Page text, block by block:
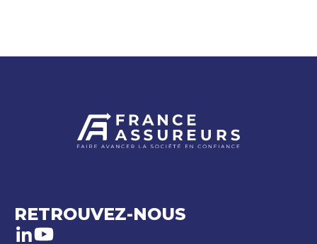
ASSURÉS
CONFINEMENT
RETROUVEZ-NOUS